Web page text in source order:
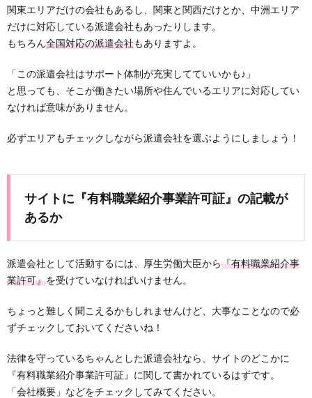
関東エリアだけの会社もあるし、関東と関西だけとか、中洲エリア
だけに対応している派遣会社もあったりします。
もちろん全国対応の派遣会社もありますよ。
「この派遣会社はサポート体制が充実してていいかも♪」
と思っても、そこが働きたい場所や住んでいるエリアに対応してい
なければ意味がありません。
必ずエリアもチェックしながら派遣会社を選ぶようにしましょう！
サイトに『有料職業紹介事業許可証』の記載が
あるか
派遣会社として活動するには、厚生労働大臣から『有料職業紹介事
業許可』を受けていなければいけません。
ちょっと難しく聞こえるかもしれませんけど、大事なことなので必
ずチェックしておいてくださいね！
法律を守っているちゃんとした派遣会社なら、サイトのどこかに
『有料職業紹介事業許可証』に関して書かれているはずです。
「会社概要」などをチェックしてみてください。